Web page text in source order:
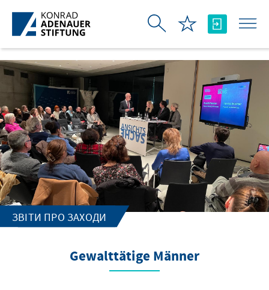
Skip to Main Content
ЗВІТИ ПРО ЗАХОДИ
Gewalttätige Männer